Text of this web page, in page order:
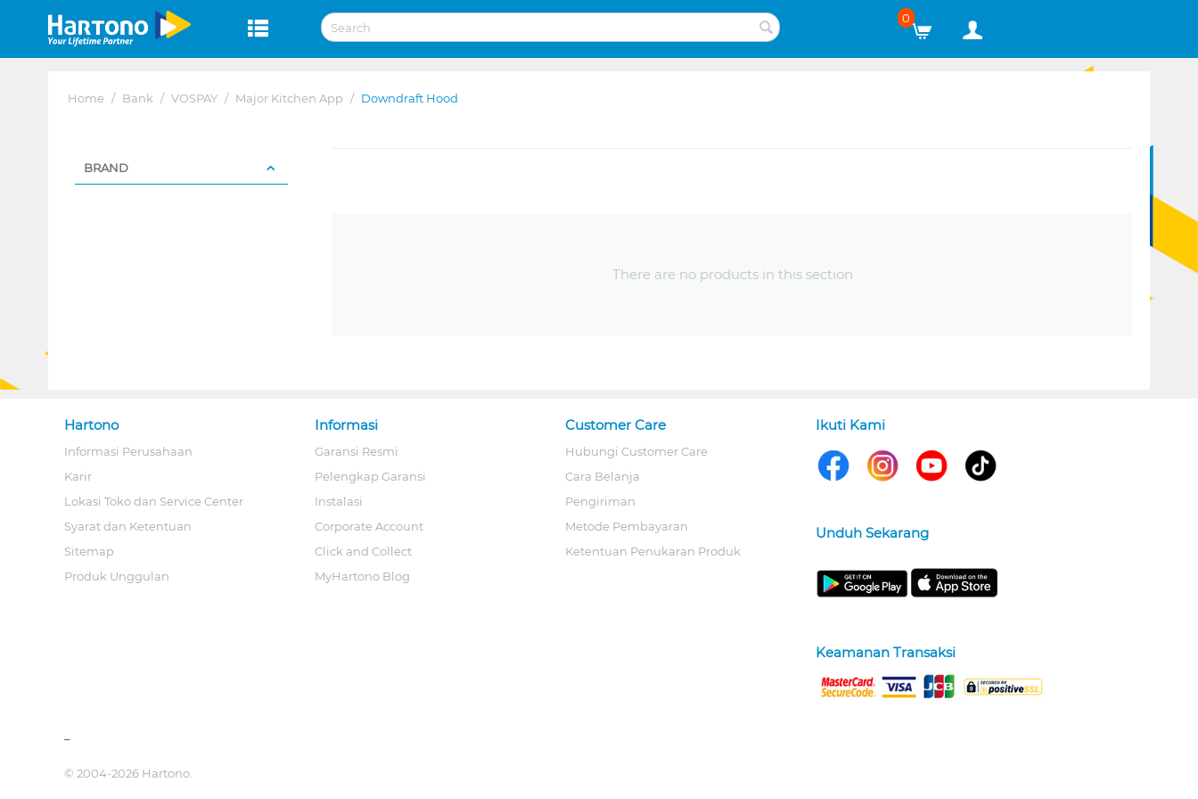
0
Home / Bank / VOSPAY / Major Kitchen App / Downdraft Hood
BRAND
There are no products in this section
Hartono
Informasi Perusahaan
Karir
Lokasi Toko dan Service Center
Syarat dan Ketentuan
Sitemap
Produk Unggulan
Informasi
Garansi Resmi
Pelengkap Garansi
Instalasi
Corporate Account
Click and Collect
MyHartono Blog
Customer Care
Hubungi Customer Care
Cara Belanja
Pengiriman
Metode Pembayaran
Ketentuan Penukaran Produk
Ikuti Kami
Unduh Sekarang
Keamanan Transaksi
© 2004-2026 Hartono.